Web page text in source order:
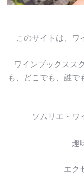
このサイトは、ワ
ワインブックスス
も、どこでも、誰で
ソムリエ・ワ
趣
エク